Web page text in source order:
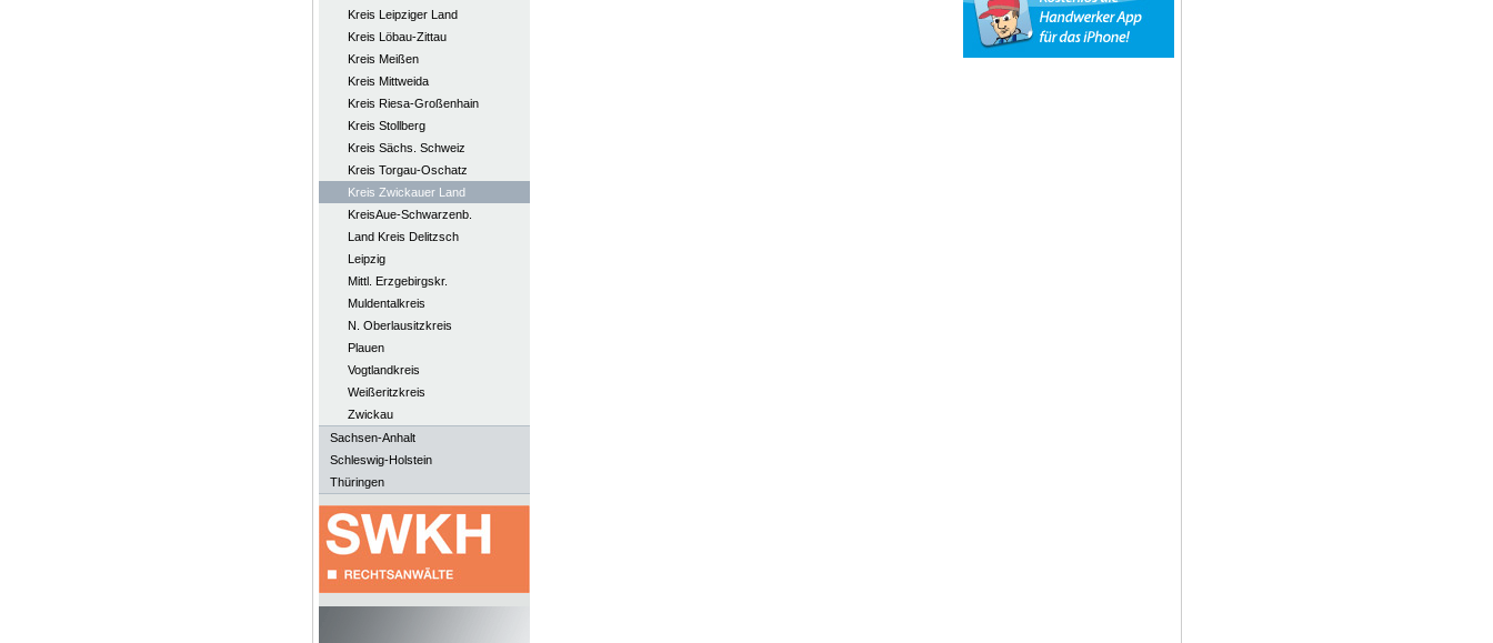
Kreis Leipziger Land
Kreis Löbau-Zittau
Kreis Meißen
Kreis Mittweida
Kreis Riesa-Großenhain
Kreis Stollberg
Kreis Sächs. Schweiz
Kreis Torgau-Oschatz
Kreis Zwickauer Land
KreisAue-Schwarzenb.
Land Kreis Delitzsch
Leipzig
Mittl. Erzgebirgskr.
Muldentalkreis
N. Oberlausitzkreis
Plauen
Vogtlandkreis
Weißeritzkreis
Zwickau
Sachsen-Anhalt
Schleswig-Holstein
Thüringen